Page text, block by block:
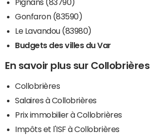
Pignans (83790)
Gonfaron (83590)
Le Lavandou (83980)
Budgets des villes du Var
En savoir plus sur Collobrières
Collobrières
Salaires à Collobrières
Prix immobilier à Collobrières
Impôts et l'ISF à Collobrières